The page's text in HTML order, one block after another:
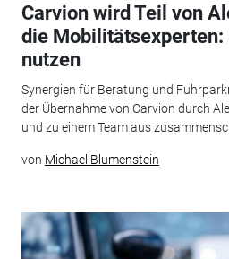
Carvion wird Teil von
die Mobilitätsexperten:
nutzen
Synergien für Beratung und
der Übernahme von Carvion durch
und zu einem Team aus
von Michael Blumenstein